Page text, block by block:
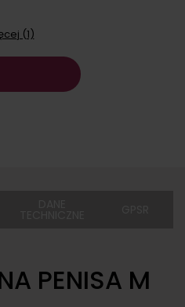
(1)
PENISA M